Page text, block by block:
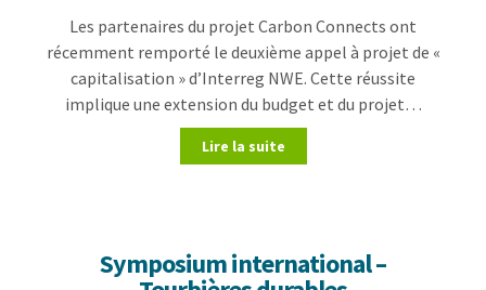
Les partenaires du projet Carbon Connects ont
récemment remporté le deuxième appel à projet de «
capitalisation » d’Interreg NWE. Cette réussite
implique une extension du budget et du projet…
Lire la suite
Symposium international –